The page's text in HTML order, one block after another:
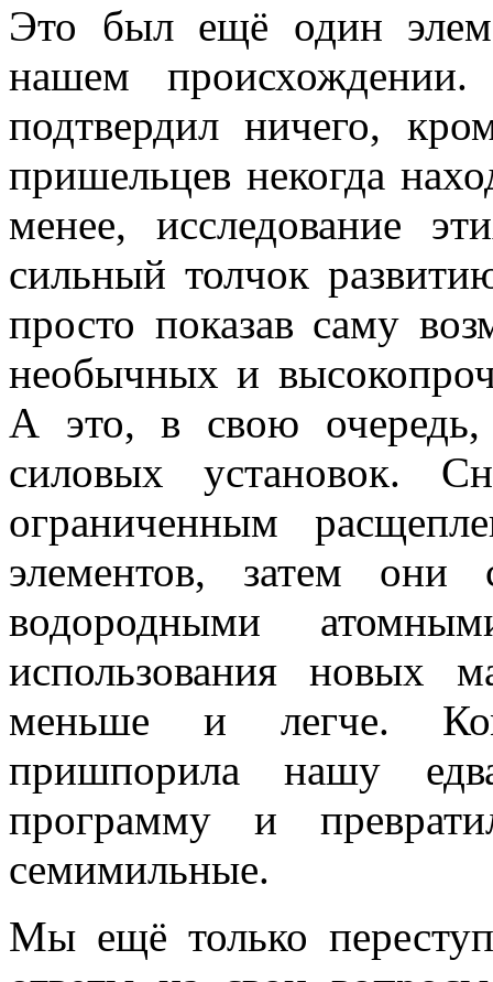
Это был ещё один
нашем
подтвердил ничего,
пришельцев некогда
менее, исследование
сильный толчок
просто показав саму
необычных и
А это, в свою
силовых установок.
ограниченным
элементов, затем они
водородными
использования новых
меньше и легче.
пришпорила нашу
программу и
семимильные.
Мы ещё только